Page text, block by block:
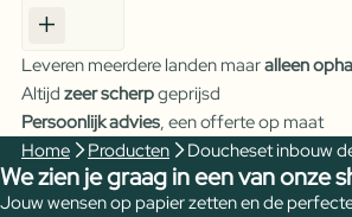
inbouw
rond
Mat
Zwart
aantal
Leveren meerdere landen maaralleen
Altijd zeer scherpgeprijsd
Persoonlijk advies, een offerte op maat
Home
Producten Doucheset inbouw
We zien je graag in een van onze
Jouw wensen op papier zetten en de